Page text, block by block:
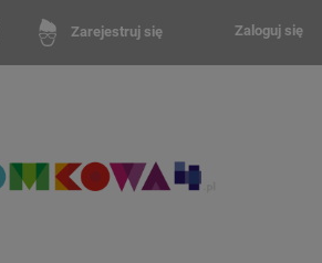
Zarejestruj się Zaloguj się